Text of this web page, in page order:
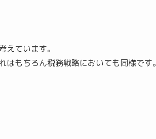
ています。
もちろん税務戦略においても同様です。